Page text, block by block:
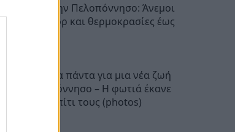
Ο καιρός στην Πελοπόννησο: Άνεμοι
έως 5 μποφόρ και θερμοκρασίες έως
Πούλησαν τα πάντα για μια νέα ζωή
στην Πελοπόννησο – Η φωτιά έκανε
στάχτη το σπίτι τους (photos)